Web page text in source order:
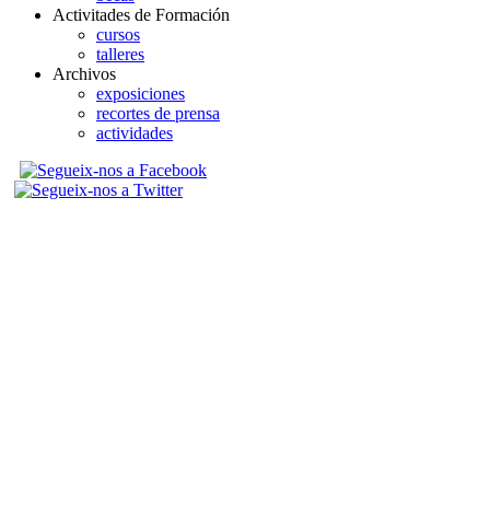
Activitades de Formación
cursos
talleres
Archivos
exposiciones
recortes de prensa
actividades